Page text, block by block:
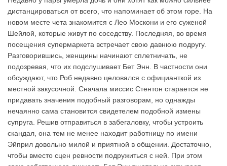
дистанцироваться от всего, что напоминает об этом горе. На
новом месте чета знакомится с Лео Москони и его суженой
Шейлой, которые живут по соседству. Последняя, во время
посещения супермаркета встречает свою давнюю подругу.
Разговорившись, женщины начинают сплетничать, не
подозревая, что их подслушивает Бет Энн. В частности они
обсуждают, что Роб недавно целовался с официанткой из
местной закусочной. Сначала миссис Стентон старается не
придавать значения подобный разговорам, но однажды
нечаянно сама становится свидетелем подобной измены
супруга. Решив отправиться в забегаловку, чтобы устроить
скандал, она тем не менее находит работницу по имени
Эйприл довольно милой и приятной в общении. Достаточно,
чтобы вместо сцен ревности подружиться с ней. При этом